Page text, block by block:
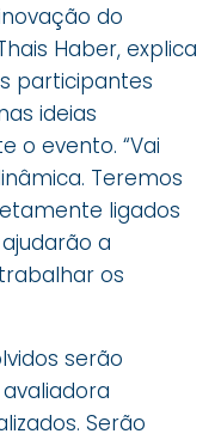
do
Haber, explica
participantes
ideias
o evento. “Vai
Teremos
ligados
a
os
serão
Serão